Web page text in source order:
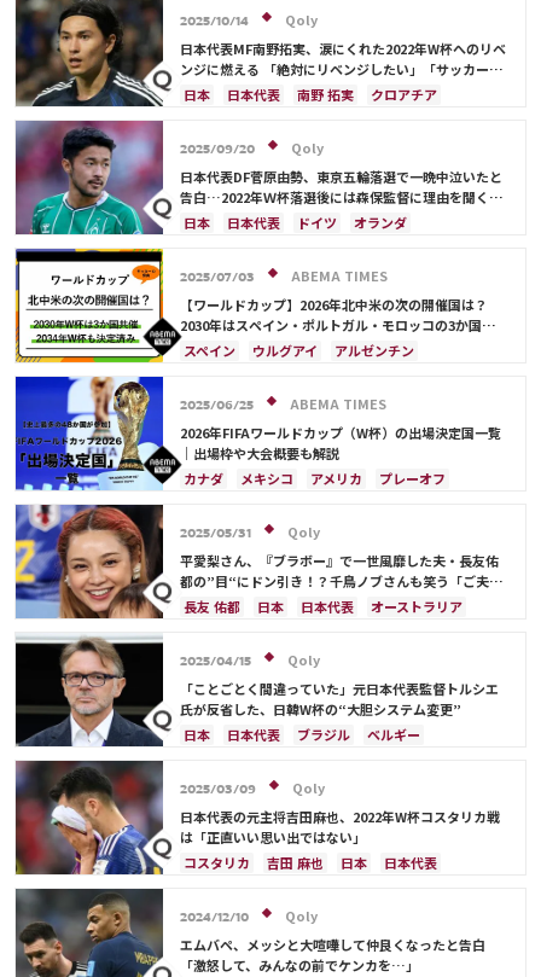
イングランド
ブラジル
リオネル・メッシ
相馬 勇紀 伊藤 洋輝
イラン
サウジアラビア
ポーランド
プレーオフ
エクアドル
浅野 拓磨 上田 綺世
久保 建英
カリム・ベンゼマ
酒井 宏樹
2025/10/14
Qoly
日本代表MF南野拓実、涙にくれた2022年W杯へのリベ
ンジに燃える 「絶対にリベンジしたい」「サッカー人
生をかけた戦い」
日本 日本代表 南野 拓実
クロアチア
谷 晃生
吉田 麻也 谷口 彰悟
2025/09/20
Qoly
日本代表DF菅原由勢、東京五輪落選で一晩中泣いたと
告白…2022年Ｗ杯落選後には森保監督に理由を聞く
「受け入れるのは難しかった」
日本 日本代表 ドイツ オランダ
2025/07/03
ABEMA TIMES
【ワールドカップ】2026年北中米の次の開催国は？
2030年はスペイン・ポルトガル・モロッコの3か国共
催！ ウルグアイ・アルゼンチン・パラグアイでも限定
スペイン ウルグアイ
アルゼンチン
サウジアラビア
メキシコ アメリカ
イングランド
日本 カナダ 韓国
セルビア
スイス
オーストラリア
2025/06/25
ABEMA TIMES
2026年FIFAワールドカップ（W杯）の出場決定国一覧
｜出場枠や大会概要も解説
カナダ
メキシコ アメリカ
プレーオフ
エクアドル
オーストラリア
2025/05/31
Qoly
平愛梨さん、『ブラボー』で一世風靡した夫・長友佑
都の”目“にドン引き！？千鳥ノブさんも笑う「ご夫人
から見ても…」
長友 佑都 日本 日本代表
オーストラリア
2025/04/15
Qoly
「ことごとく間違っていた」元日本代表監督トルシエ
氏が反省した、日韓W杯の“大胆システム変更”
日本
日本代表 ブラジル ベルギー
2025/03/09
Qoly
日本代表の元主将吉田麻也、2022年W杯コスタリカ戦
は「正直いい思い出ではない」
コスタリカ
吉田 麻也 日本
日本代表
2024/12/10
Qoly
エムバペ、メッシと大喧嘩して仲良くなったと告白
「激怒して、みんなの前でケンカを…」